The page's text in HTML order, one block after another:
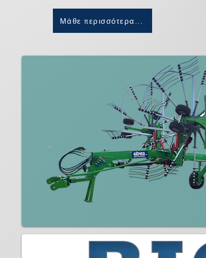
Μάθε περισσότερα...